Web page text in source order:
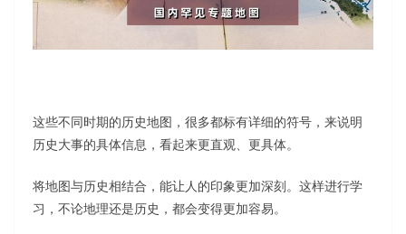
这些不同时期的历史地图，很多都标有详细的符号，来说明
历史大事的具体信息，看起来更直观、更具体。
将地图与历史相结合，能让人的印象更加深刻。这样进行学
习，不论地理还是历史，都会变得更加容易。